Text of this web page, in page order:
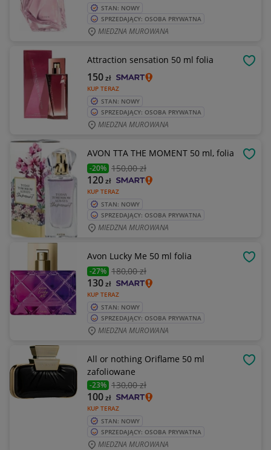
STAN: NOWY
SPRZEDAJĄCY: OSOBA PRYWATNA
MIEDZNA MUROWANA
Attraction sensation 50 ml folia
KUP TERAZ
150zł
STAN: NOWY
SPRZEDAJĄCY: OSOBA PRYWATNA
MIEDZNA MUROWANA
AVON TTA THE MOMENT 50 ml, folia
-20% 150,00 zł
KUP TERAZ
120zł
STAN: NOWY
SPRZEDAJĄCY: OSOBA PRYWATNA
MIEDZNA MUROWANA
Avon Lucky Me 50 ml folia
-27% 180,00 zł
KUP TERAZ
130zł
STAN: NOWY
SPRZEDAJĄCY: OSOBA PRYWATNA
MIEDZNA MUROWANA
All or nothing Oriflame 50 ml
zafoliowane
-23% 130,00 zł
KUP TERAZ
100zł
STAN: NOWY
SPRZEDAJĄCY: OSOBA PRYWATNA
MIEDZNA MUROWANA